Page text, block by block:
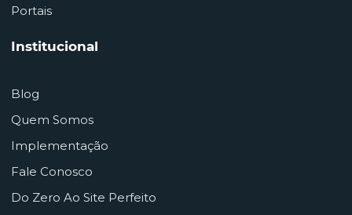
Portais
Institucional
Blog
Quem Somos
Implementação
Fale Conosco
Do Zero Ao Site Perfeito